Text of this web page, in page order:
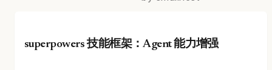
superpowers 技能框架：Agent 能力增强